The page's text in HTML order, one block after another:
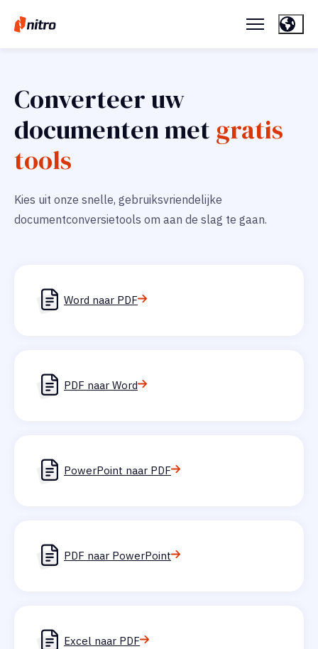
Converteer uw
documenten met gratis
tools
Kies uit onze snelle, gebruiksvriendelijke
documentconversietools om aan de slag te gaan.
Word naar PDF
PDF naar Word
PowerPoint naar PDF
PDF naar PowerPoint
Excel naar PDF